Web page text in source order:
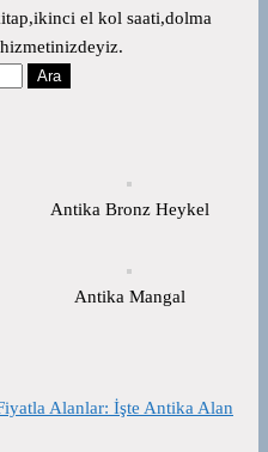
el kol saati,dolma
Antika Bronz Heykel
Antika Mangal
Alanlar: İşte Antika Alan